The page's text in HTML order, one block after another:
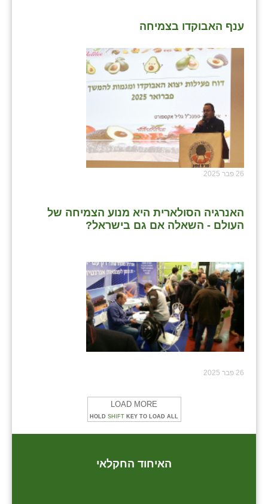
ענף האבוקדו בצמיחה
26 פבר 2025
האנרגיה הסולארית היא מנוע הצמיחה של
העולם - השאלה אם גם בישראל?
26 פבר 2025
LOAD MORE
HOLD SHIFT KEY TO LOAD ALL
האיחוד החקלאי